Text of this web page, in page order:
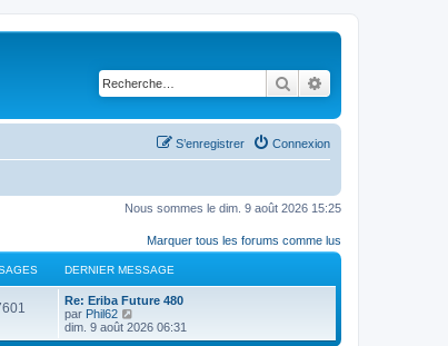
Rechercher
Connexion
S’enregistrer
Nous sommes le dim. 9 août 2026 15:25
Marquer tous les forums comme lus
DERNIER MESSAGE
D
e
r
n
Re: Eriba Future 480
par Phil62
o
i
dim. 9 août 2026 06:31